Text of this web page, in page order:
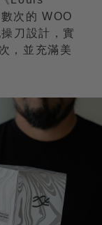
次的 WOO
刀設計，實
，並充滿美